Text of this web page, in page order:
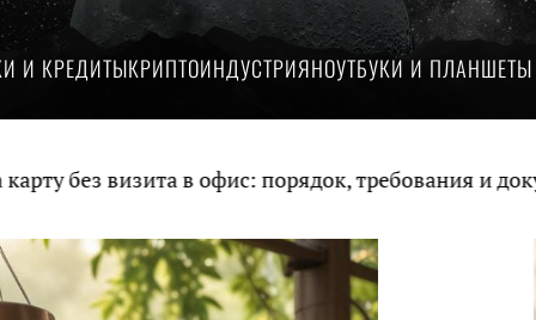
И КРЕДИТЫКРИПТОИНДУСТРИЯНОУТБУКИ И ПЛАНШЕТЫ
офис: порядок, требования и документы